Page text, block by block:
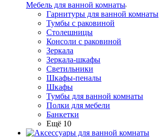
Мебель для ванной комнаты
Гарнитуры для ванной комнаты
Тумбы с раковиной
Столешницы
Консоли с раковиной
Зеркала
Зеркала-шкафы
Светильники
Шкафы-пеналы
Шкафы
Тумбы для ванной комнаты
Полки для мебели
Банкетки
Ещё 10